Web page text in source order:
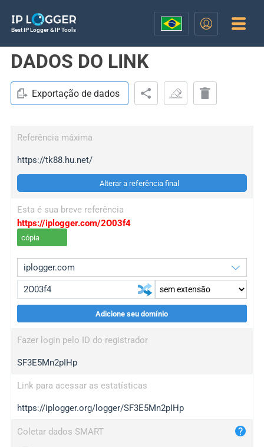
Best IP Logger & IP Tools
DADOS DO LINK
Exportação de dados
Referência máxima
https://tk88.hu.net/
Alterar a referência final
Esta é sua breve referência
https://iplogger.com/2O03f4
cópia
wl.gl
ed.tc
iplogger.com
maper.info
Adicione seu domínio
Fazer login pelo ID do registrador
SF3E5Mn2pIHp
Link para acessar as estatísticas
https://iplogger.org/logger/SF3E5Mn2pIHp
Coletar dados SMART